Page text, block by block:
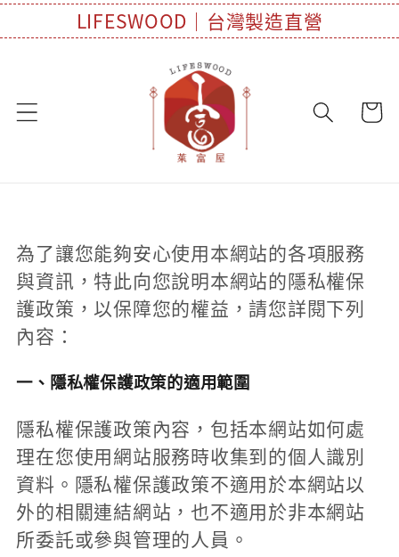
LIFESWOOD｜台灣製造直營
為了讓您能夠安心使用本網站的各項服務
與資訊，特此向您說明本網站的隱私權保
護政策，以保障您的權益，請您詳閱下列
內容：
一、隱私權保護政策的適用範圍
隱私權保護政策內容，包括本網站如何處
理在您使用網站服務時收集到的個人識別
資料。隱私權保護政策不適用於本網站以
外的相關連結網站，也不適用於非本網站
所委託或參與管理的人員。